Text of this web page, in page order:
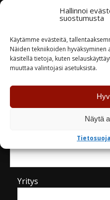
Hallinnoi
suostumusta
Käytämme evästeitä,
Näiden tekniikoiden
käsitellä tietoja, kuten
muuttaa valintojasi asetuksista.
Näytä
Tietosuoja
Kysy
Yritys